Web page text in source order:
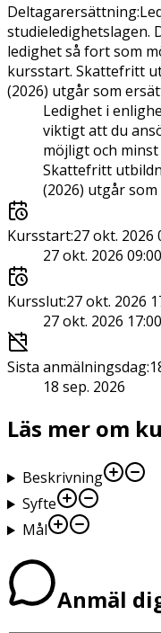
Deltagarersättning:
studieledighetslagen.
ledighet så fort som
kursstart. Skattefritt
(2026) utgår som
Ledighet i
viktigt att du
möjligt och
Skattefritt
(2026) utgår
Kursstart:27 okt. 2026
27 okt. 2026 09:00
Kursslut:27 okt. 2026
27 okt. 2026 17:00
Sista anmälningsdag:
18 sep. 2026
Läs mer om
Beskrivning
Syfte
Mål
Anmäl